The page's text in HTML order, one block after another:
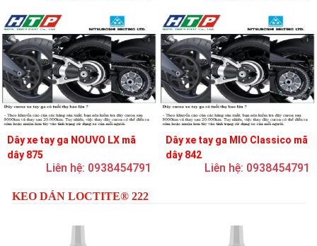
Dây xe tay ga NOUVO LX mã
dây 875
Liên hệ: 0938454791
Dây xe tay ga MIO Classico mã
dây 842
Liên hệ: 0938454791
KEO DÁN LOCTITE® 222